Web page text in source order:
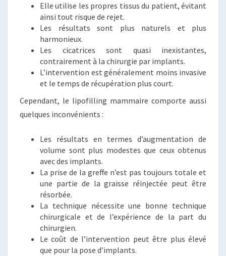
Elle utilise les propres tissus du patient, évitant
ainsi tout risque de rejet.
Les résultats sont plus naturels et plus
harmonieux.
Les cicatrices sont quasi inexistantes,
contrairement à la chirurgie par implants.
L’intervention est généralement moins invasive
et le temps de récupération plus court.
Cependant, le lipofilling mammaire comporte aussi
quelques inconvénients :
Les résultats en termes d’augmentation de
volume sont plus modestes que ceux obtenus
avec des implants.
La prise de la greffe n’est pas toujours totale et
une partie de la graisse réinjectée peut être
résorbée.
La technique nécessite une bonne technique
chirurgicale et de l’expérience de la part du
chirurgien.
Le coût de l’intervention peut être plus élevé
que pour la pose d’implants.